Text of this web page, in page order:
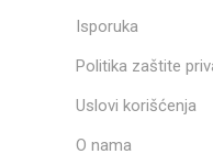
Isporuka
Politika zaštite
Uslovi korišćenja
O nama